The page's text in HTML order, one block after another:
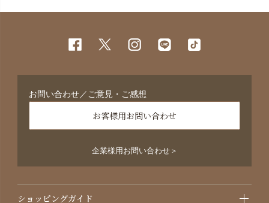
お問い合わせ／ご意見・ご感想
お客様用お問い合わせ
企業様用お問い合わせ＞
ショッピングガイド